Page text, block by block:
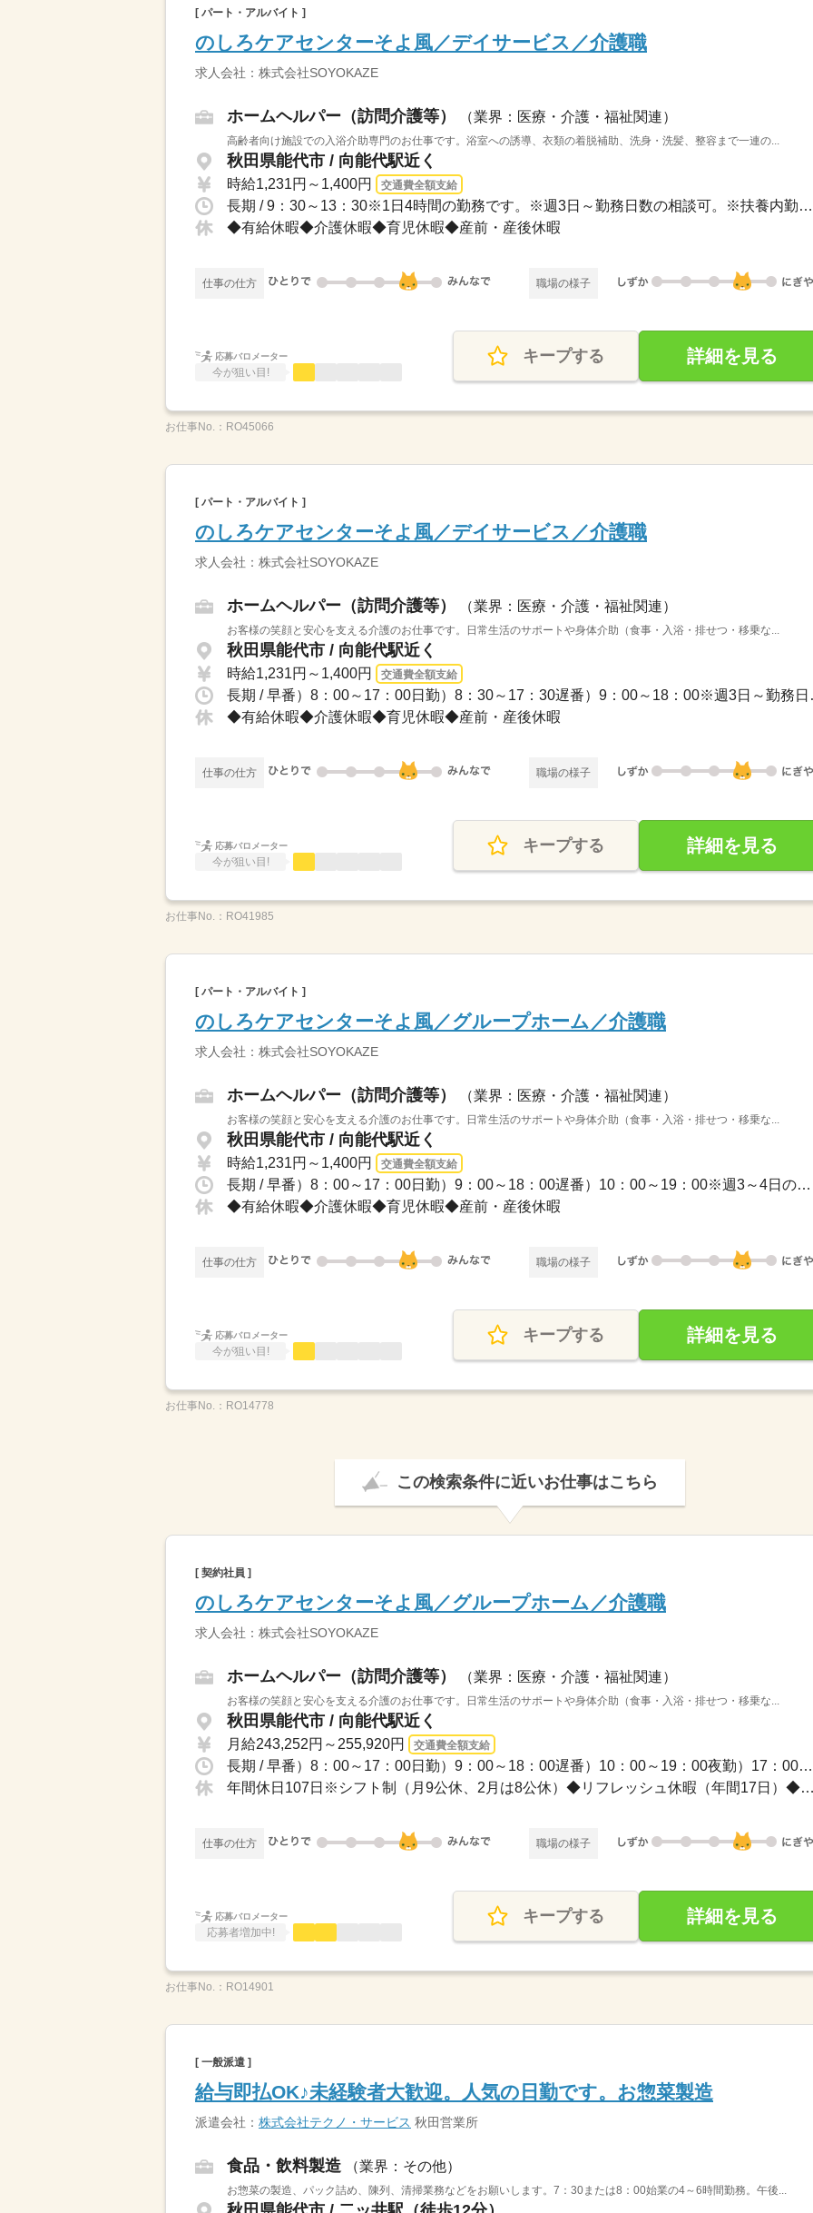
[ パート・アルバイト ]
のしろケアセンターそよ風／デイサービス／介護職
求人会社：株式会社SOYOKAZE
ホームヘルパー（訪問介護等） （業界：医療・介護・福祉関連）
高齢者向け施設での入浴介助専門のお仕事です。浴室への誘導、衣類の着脱補助、洗身・洗髪、整容まで一連の...
秋田県能代市 / 向能代駅近く
時給1,231円～1,400円 交通費全額支給
長期 / 9：30～13：30※1日4時間の勤務です。※週3日～勤務日数の相談可。※扶養内勤務も...
◆有給休暇◆介護休暇◆育児休暇◆産前・産後休暇
仕事の仕方 職場の様子
応募バロメーター
今が狙い目!
キープする 詳細を見る
お仕事No.： RO45066
[ パート・アルバイト ]
のしろケアセンターそよ風／デイサービス／介護職
求人会社：株式会社SOYOKAZE
ホームヘルパー（訪問介護等） （業界：医療・介護・福祉関連）
お客様の笑顔と安心を支える介護のお仕事です。日常生活のサポートや身体介助（食事・入浴・排せつ・移乗な...
秋田県能代市 / 向能代駅近く
時給1,231円～1,400円 交通費全額支給
長期 / 早番
◆有給休暇◆介護休暇◆育児休暇◆産前・産後休暇
仕事の仕方 職場の様子
応募バロメーター
今が狙い目!
キープする 詳細を見る
お仕事No.： RO41985
[ パート・アルバイト ]
のしろケアセンターそよ風／グループホーム／介護職
求人会社：株式会社SOYOKAZE
ホームヘルパー（訪問介護等） （業界：医療・介護・福祉関連）
お客様の笑顔と安心を支える介護のお仕事です。日常生活のサポートや身体介助（食事・入浴・排せつ・移乗な...
秋田県能代市 / 向能代駅近く
時給1,231円～1,400円 交通費全額支給
長期 / 早番）8：00～17：00日勤）9：00～18：00遅番）10：00～19：00※週3～4日の勤務...
◆有給休暇◆介護休暇◆育児休暇◆産前・産後休暇
仕事の仕方 職場の様子
応募バロメーター
今が狙い目!
キープする 詳細を見る
お仕事No.： RO14778
この検索条件に近いお仕事はこちら
[ 契約社員 ]
のしろケアセンターそよ風／グループホーム／介護職
求人会社：株式会社SOYOKAZE
ホームヘルパー（訪問介護等） （業界：医療・介護・福祉関連）
お客様の笑顔と安心を支える介護のお仕事です。日常生活のサポートや身体介助（食事・入浴・排せつ・移乗な...
秋田県能代市 / 向能代駅近く
月給243,252円～255,920円 交通費全額支給
長期 / 早番）8：00～17：00日勤）9：00～18：00遅番）10：00～19：00夜勤）17：00～1...
年間休日107日※シフト制（月9公休、2月は8公休）◆リフレッシュ休暇（年間17日）◆有給...
仕事の仕方 職場の様子
応募バロメーター
応募者増加中!
キープする 詳細を見る
お仕事No.： RO14901
[ 一般派遣 ]
給与即払OK♪未経験者大歓迎。人気の日勤です。お惣菜製造
派遣会社： 株式会社テクノ・サービス 秋田営業所
食品・飲料製造 （業界：その他）
お惣菜の製造、パック詰め、陳列、清掃業務などをお願いします。7：30または8：00始業の4～6時間勤務。午後...